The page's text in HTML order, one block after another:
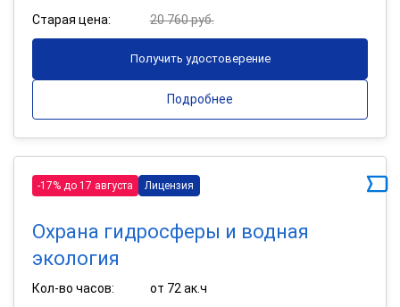
Старая цена:
20 760 руб.
Получить удостоверение
Подробнее
-17% до 17 августа Лицензия
Охрана гидросферы и водная
экология
Кол-во часов:
от 72 ак.ч